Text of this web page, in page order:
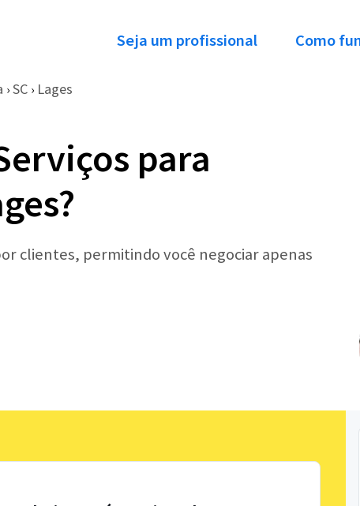
Seja um profissional Como
› SC › Lages
para
clientes, permitindo você negociar apenas